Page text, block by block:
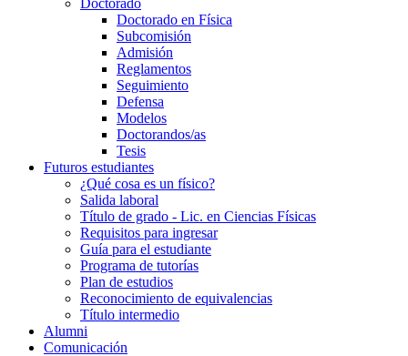
Doctorado en Física
Subcomisión
Admisión
Reglamentos
Seguimiento
Defensa
Modelos
Doctorandos/as
Tesis
Futuros estudiantes
¿Qué cosa es un físico?
Salida laboral
Título de grado - Lic. en Ciencias Físicas
Requisitos para ingresar
Guía para el estudiante
Programa de tutorías
Plan de estudios
Reconocimiento de equivalencias
Título intermedio
Alumni
Comunicación